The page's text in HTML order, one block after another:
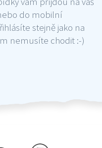
do mobilní
stejně jako na
nemusíte chodit :-)